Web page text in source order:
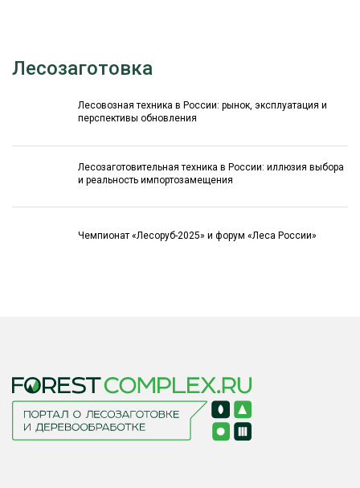
Лесозаготовка
Лесовозная техника в России: рынок, эксплуатация и
перспективы обновления
Лесозаготовительная техника в России: иллюзия выбора
и реальность импортозамещения
Чемпионат «Лесоруб-2025» и форум «Леса России»